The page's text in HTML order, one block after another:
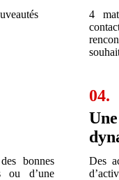
4
bonnes
ou d’une
04.
Des